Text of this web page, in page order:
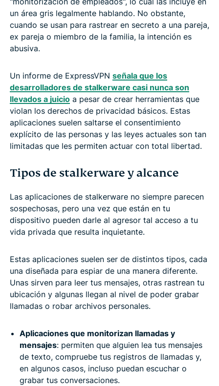
un área gris legalmente hablando. No obstante,
cuando se usan para rastrear en secreto a una pareja,
ex pareja o miembro de la familia, la intención es
abusiva.
Un informe de ExpressVPN señala que los
desarrolladores de stalkerware casi nunca son
llevados a juicio a pesar de crear herramientas que
violan los derechos de privacidad básicos. Estas
aplicaciones suelen saltarse el consentimiento
explícito de las personas y las leyes actuales son tan
limitadas que les permiten actuar con total libertad.
Tipos de stalkerware y alcance
Las aplicaciones de stalkerware no siempre parecen
sospechosas, pero una vez que están en tu
dispositivo pueden darle al agresor tal acceso a tu
vida privada que resulta inquietante.
Estas aplicaciones suelen ser de distintos tipos, cada
una diseñada para espiar de una manera diferente.
Unas sirven para leer tus mensajes, otras rastrean tu
ubicación y algunas llegan al nivel de poder grabar
llamadas o robar archivos personales.
Aplicaciones que monitorizan llamadas y
mensajes: permiten que alguien lea tus mensajes
de texto, compruebe tus registros de llamadas y,
en algunos casos, incluso puedan escuchar o
grabar tus conversaciones.